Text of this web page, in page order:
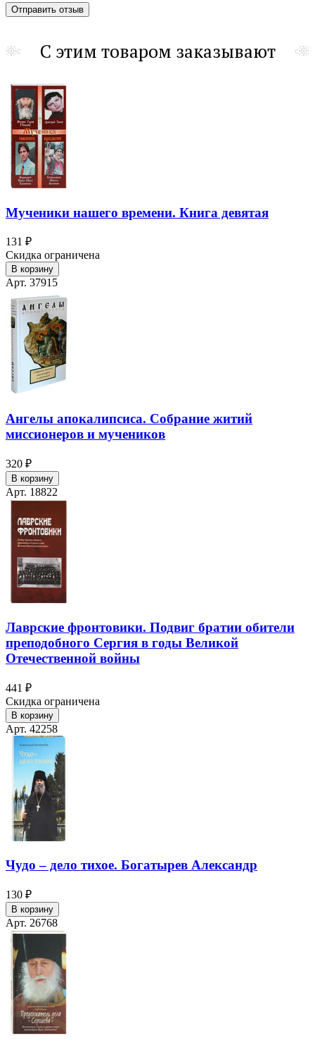
С этим товаром заказывают
Мученики нашего времени. Книга девятая
131 ₽
Скидка ограничена
В корзину
Арт. 37915
Ангелы апокалипсиса. Собрание житий
миссионеров и мучеников
320 ₽
В корзину
Арт. 18822
Лаврские фронтовики. Подвиг братии обители
преподобного Сергия в годы Великой
Отечественной войны
441 ₽
Скидка ограничена
В корзину
Арт. 42258
Чудо – дело тихое. Богатырев Александр
130 ₽
В корзину
Арт. 26768